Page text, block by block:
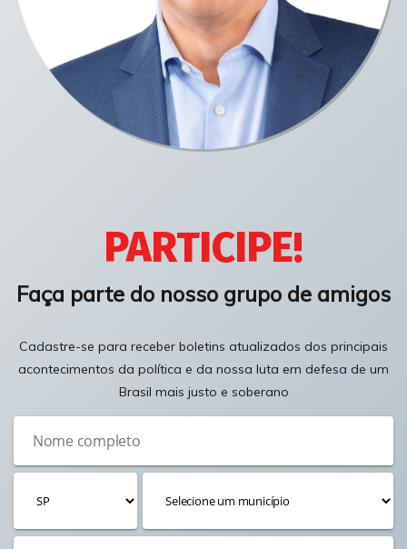
PARTICIPE!
Faça parte do nosso grupo de amigos
Cadastre-se para receber boletins atualizados dos principais
acontecimentos da política e da nossa luta em defesa de um
Brasil mais justo e soberano